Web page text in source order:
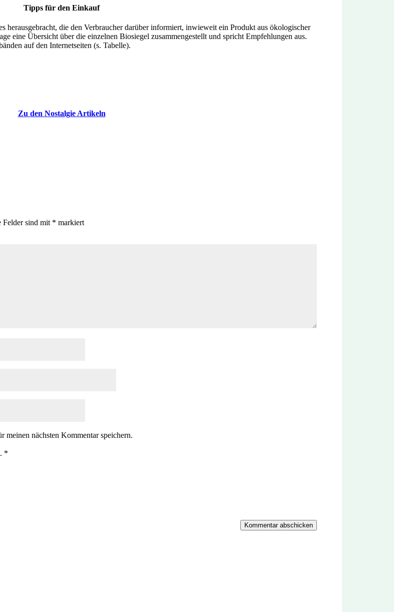
Tipps für den Einkauf
die den Verbraucher darüber informiert, inwieweit ein Produkt aus ökologischer
eine Übersicht über die einzelnen Biosiegel zusammengestellt und spricht Empfehlungen aus.
auf den Internetseiten (s. Tabelle).
Zu den Nostalgie Artikeln
Felder sind mit * markiert
nächsten Kommentar speichern.
*
Kommentar abschicken